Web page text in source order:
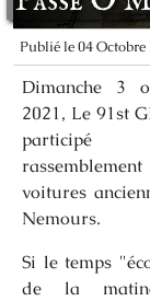
Publié le 04 Octobre
Dimanche 3
2021, Le 91st
voitures
Nemours.
Si le temps
de la